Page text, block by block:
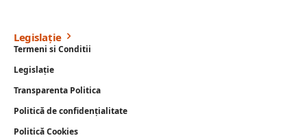
Legislație
Termeni si Conditii
Legislație
Transparenta Politica
Politică de confidențialitate
Politică Cookies